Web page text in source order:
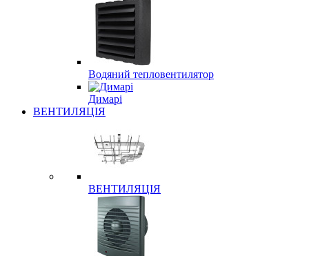
Водяний тепловентилятор
Димарі
ВЕНТИЛЯЦІЯ
ВЕНТИЛЯЦІЯ